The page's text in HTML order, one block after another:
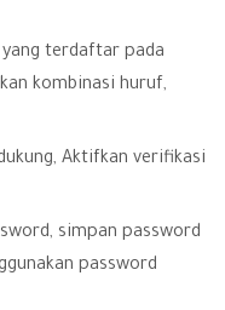
terdaftar pada
kombinasi huruf,
Aktifkan verifikasi
simpan password
password